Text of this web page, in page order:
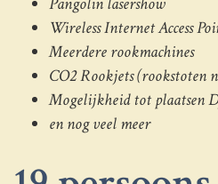
Wireless Internet Access
Meerdere rookmachines
CO2 Rookjets (rookstoten
Mogelijkheid tot plaatsen
en nog veel meer